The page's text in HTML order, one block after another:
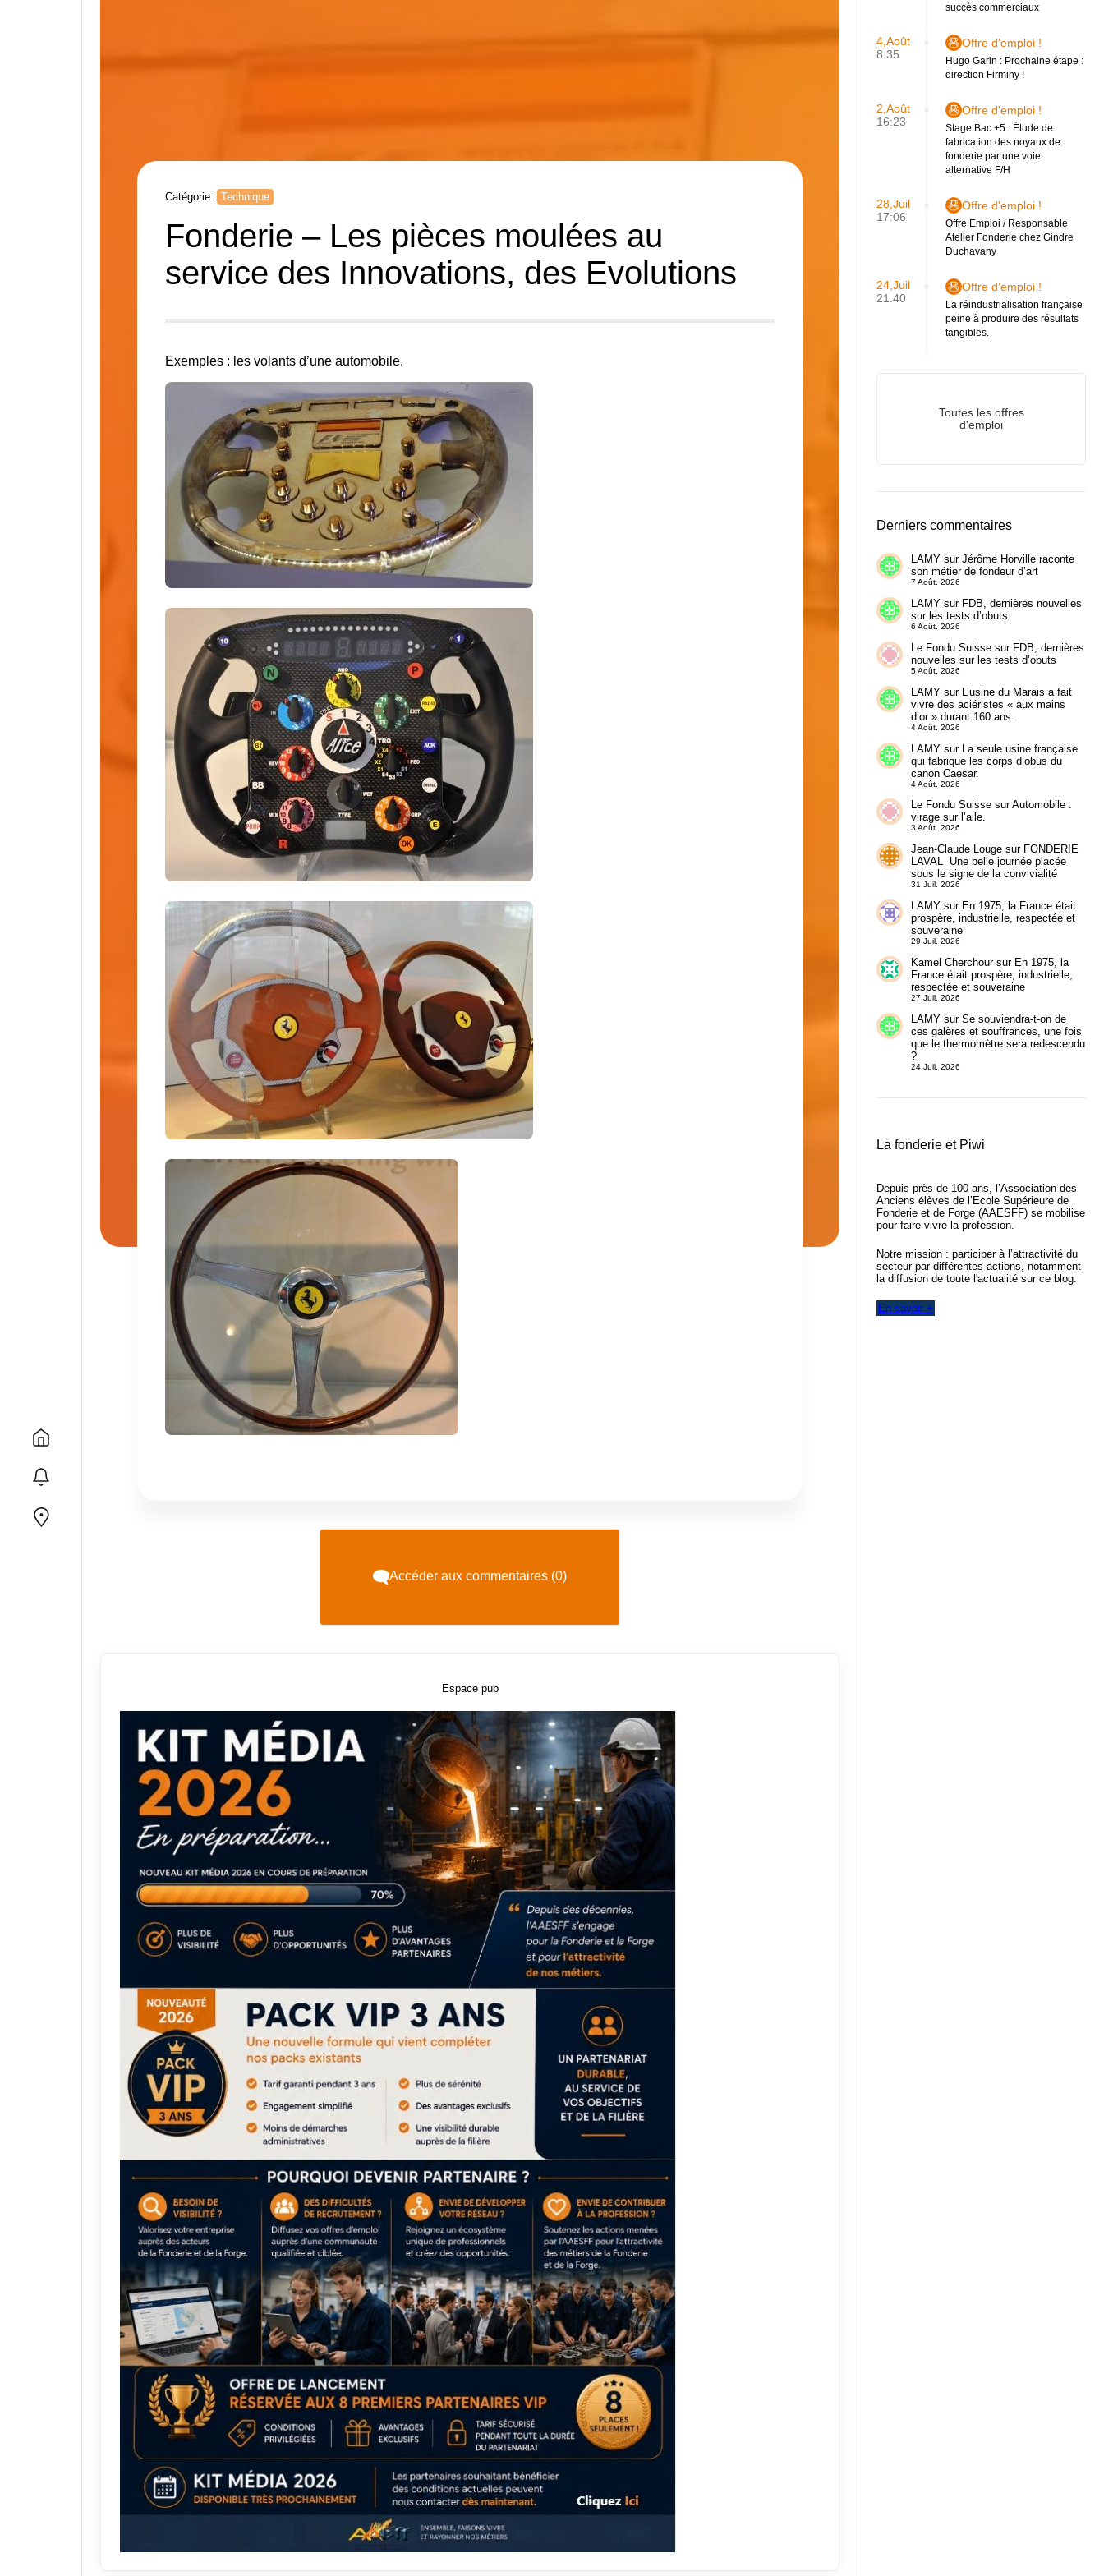
Catégorie : Technique
Fonderie – Les pièces moulées au
service des Innovations, des Evolutions
Exemples : les volants d’une automobile.
Accéder aux commentaires (0)
Espace pub
succès commerciaux
4,Août
8:35
Offre d'emploi !
Hugo Garin : Prochaine étape :
direction Firminy !
2,Août
16:23
Offre d'emploi !
Stage Bac +5 : Étude de
fabrication des noyaux de
fonderie par une voie
alternative F/H
28,Juil
17:06
Offre d'emploi !
Offre Emploi / Responsable
Atelier Fonderie chez Gindre
Duchavany
24,Juil
21:40
Offre d'emploi !
La réindustrialisation française
peine à produire des résultats
tangibles.
Toutes les offres
d'emploi
Derniers commentaires
LAMYsur Jérôme Horville raconte
son métier de fondeur d’art
7 Août. 2026
LAMYsur FDB, dernières nouvelles
sur les tests d’obuts
6 Août. 2026
Le Fondu Suissesur FDB, dernières
nouvelles sur les tests d’obuts
5 Août. 2026
LAMYsur L’usine du Marais a fait
vivre des aciéristes « aux mains
d’or » durant 160 ans.
4 Août. 2026
LAMYsur La seule usine française
qui fabrique les corps d’obus du
canon Caesar.
4 Août. 2026
Le Fondu SuissesurAutomobile :
virage sur l’aile.
3 Août. 2026
Jean-Claude Lougesur FONDERIE
LAVAL Une belle journée placée
sous le signe de la convivialité
31 Juil. 2026
LAMYsur En 1975, la France était
prospère, industrielle, respectée et
souveraine
29 Juil. 2026
Kamel Cherchoursur En 1975, la
France était prospère, industrielle,
respectée et souveraine
27 Juil. 2026
LAMYsur Se souviendra-t-on de
ces galères et souffrances, une fois
que le thermomètre sera redescendu
?
24 Juil. 2026
La fonderie et Piwi
Depuis près de 100 ans, l’Association des
Anciens élèves de l’Ecole Supérieure de
Fonderie et de Forge (AAESFF) se mobilise
pour faire vivre la profession.
Notre mission : participer à l’attractivité du
secteur par différentes actions, notamment
la diffusion de toute l'actualité sur ce blog.
En savoir +